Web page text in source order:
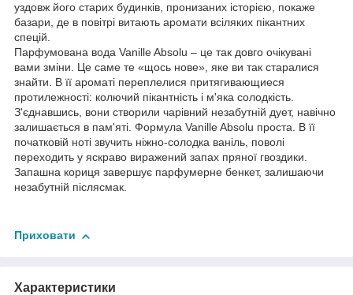
уздовж його старих будинків, пронизаних історією, покаже
базари, де в повітрі витають аромати всіляких пікантних
спецій.
Парфумована вода Vanille Absolu – це так довго очікувані
вами зміни. Це саме те «щось нове», яке ви так старалися
знайти. В її ароматі переплелися притягивающиеся
протилежності: колючий пікантність і м'яка солодкість.
З'єднавшись, вони створили чарівний незабутній дует, навічно
залишається в пам'яті. Формула Vanille Absolu проста. В її
початковій ноті звучить ніжно-солодка ваніль, поволі
переходить у яскраво виражений запах пряної гвоздики.
Запашна кориця завершує парфумерне бенкет, залишаючи
незабутній післясмак.
Приховати
Характеристики